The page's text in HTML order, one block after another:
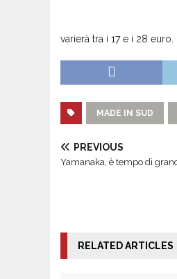
varierà tra i 17 e i 28
MADE IN SUD
PREVIOUS
Yamanaka, è tempo di
RELATED ARTICLES